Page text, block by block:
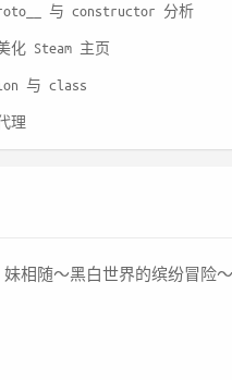
妹相随～黑白世界的缤纷冒险
与 constructor 分析
化 Steam 主页
与 class
理